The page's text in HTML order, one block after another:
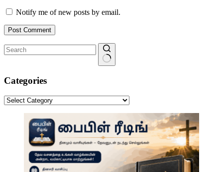
Notify me of new posts by email.
Post Comment
results
Categories
Categories